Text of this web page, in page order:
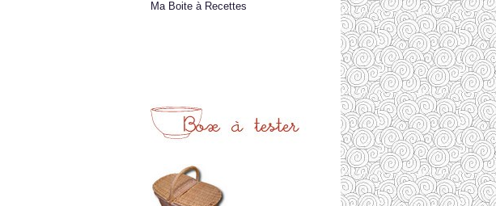
Ma Boite à Recettes